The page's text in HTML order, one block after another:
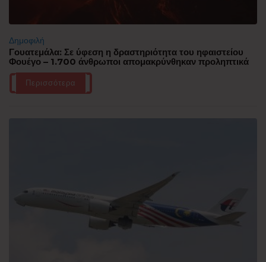
Δημοφιλή
Γουατεμάλα: Σε ύφεση η δραστηριότητα του ηφαιστείου
Φουέγο – 1.700 άνθρωποι απομακρύνθηκαν προληπτικά
Περισσότερα